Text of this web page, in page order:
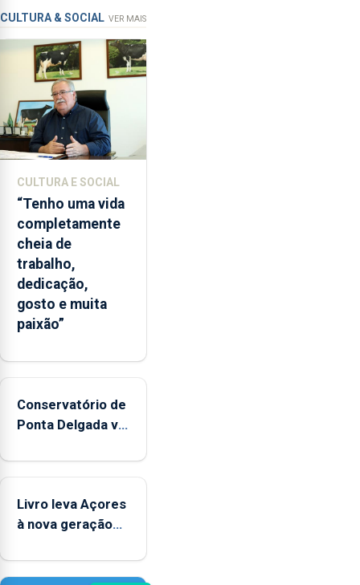
apanha
ilegal
lapas
2022
e
2026.
ilha
das
Flores
apresenta
um
“decréscimo
significativo”
da
entre
e
2025
CULTURA & SOCIAL VER MAIS
CULTURA E SOCIAL
“Tenho uma vida
completamente
cheia de
trabalho,
dedicação,
gosto e muita
paixão”
Conservatório de
Ponta Delgada vai
novos
Livro leva Açores
à nova geração